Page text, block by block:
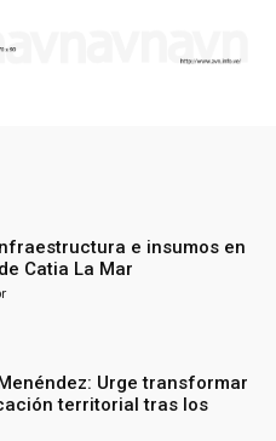
e insumos en
Catia La Mar
Urge transformar
territorial tras los